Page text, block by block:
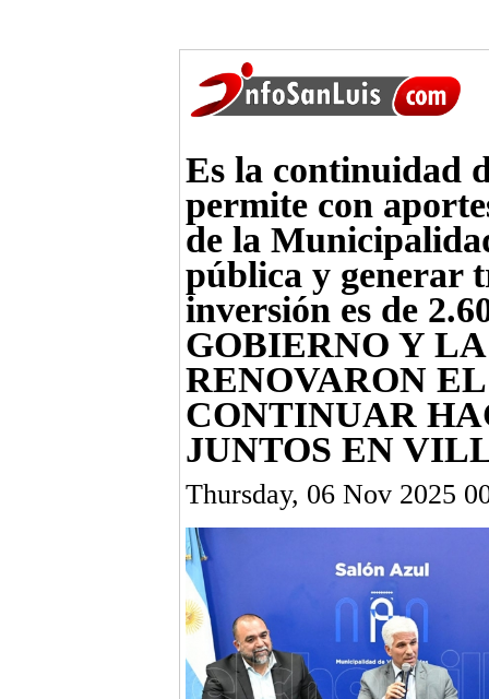
Es la continuidad
permite con
de la
pública y generar
inversión es de
GOBIERNO Y
RENOVARON
CONTINUAR
JUNTOS EN
Thursday, 06 Nov 2025